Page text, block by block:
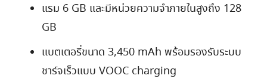
แรม 6 GB และมีหน่วยความจำภายในสูงถึง 128
GB
แบตเตอรี่ขนาด 3,450 mAh พร้อมรองรับระบบ
ชาร์จเร็วแบบ VOOC charging